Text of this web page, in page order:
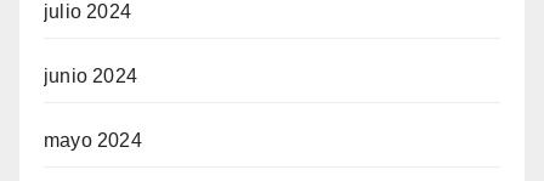
julio 2024
junio 2024
mayo 2024